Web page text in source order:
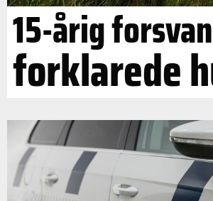
15-årig
forklarede